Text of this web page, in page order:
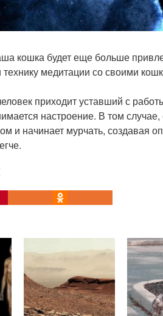
кошка будет еще больше
медитации со своими
приходит уставший с
настроение. В том случае,
и начинает мурчать, создавая